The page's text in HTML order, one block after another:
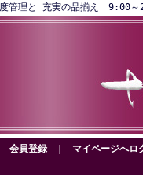
管理と 充実の品揃え 9:00
会員登録 マイページへロ